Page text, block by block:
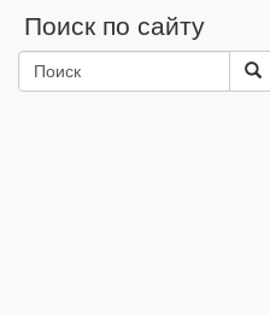
Поиск по сайту